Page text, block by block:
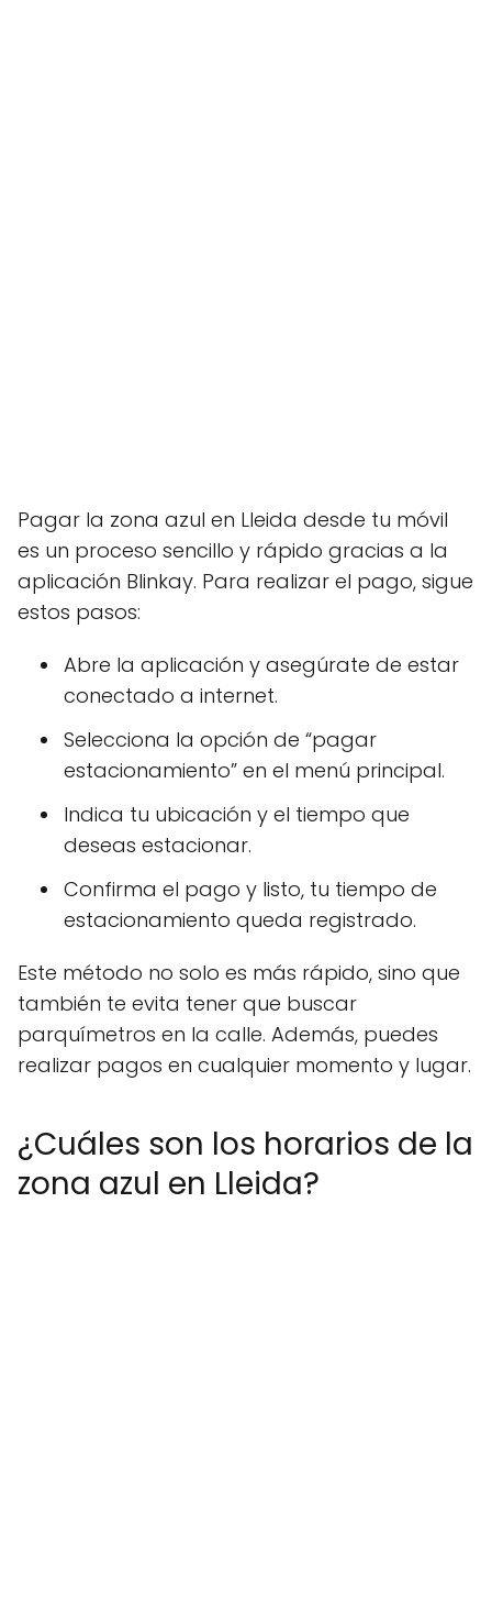
Pagar la zona azul en Lleida desde tu móvil
es un proceso sencillo y rápido gracias a la
aplicación Blinkay. Para realizar el pago, sigue
estos pasos:
Abre la aplicación y asegúrate de estar
conectado a internet.
Selecciona la opción de “pagar
estacionamiento” en el menú principal.
Indica tu ubicación y el tiempo que
deseas estacionar.
Confirma el pago y listo, tu tiempo de
estacionamiento queda registrado.
Este método no solo es más rápido, sino que
también te evita tener que buscar
parquímetros en la calle. Además, puedes
realizar pagos en cualquier momento y lugar.
¿Cuáles son los horarios de la
zona azul en Lleida?